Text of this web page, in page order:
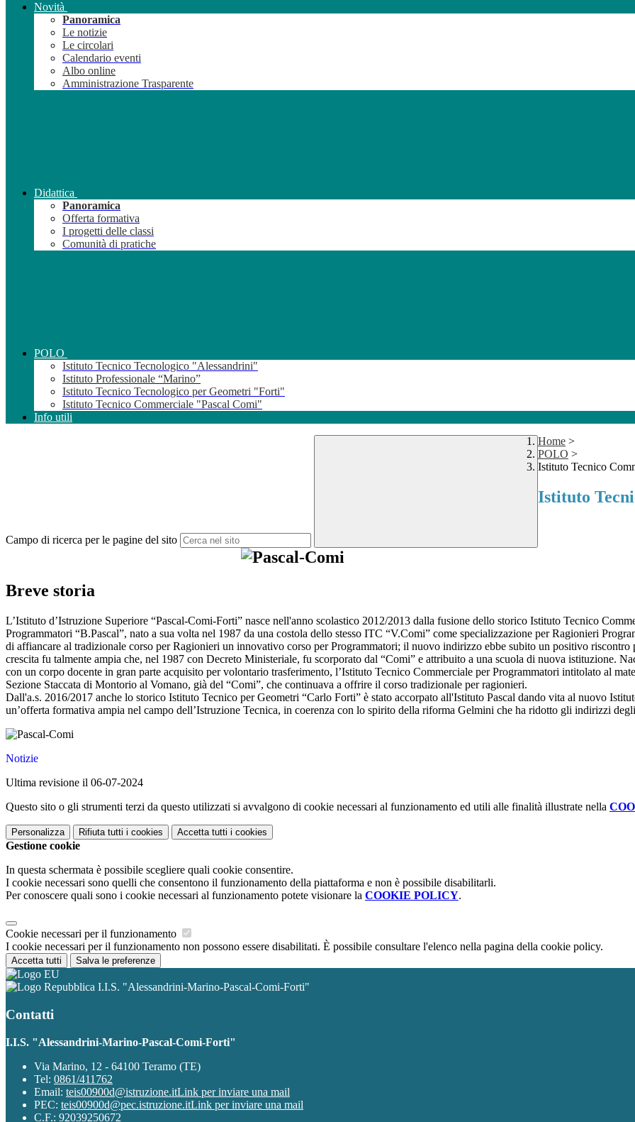
Novità
Panoramica
Le notizie
Le circolari
Calendario eventi
Albo online
Amministrazione Trasparente
Didattica
Panoramica
Offerta formativa
I progetti delle classi
Comunità di pratiche
POLO
Istituto Tecnico Tecnologico "Alessandrini"
Istituto Professionale “Marino”
Istituto Tecnico Tecnologico per Geometri "Forti"
Istituto Tecnico Commerciale "Pascal Comi"
Info utili
Campo di ricerca per le pagine del sito
Home >
POLO >
Istituto Tecnico
Istituto
Breve storia
L’Istituto d’Istruzione Superiore “Pascal-Comi-Forti” nasce nell'anno scolastico 2012/2013 dalla fusione dello storico Istituto Tecnico
Programmatori “B.Pascal”, nato a sua volta nel 1987 da una costola dello stesso ITC “V.Comi” come specializzazione per Ragionieri
di affiancare al tradizionale corso per Ragionieri un innovativo corso per Programmatori; il nuovo indirizzo ebbe subito un positivo
crescita fu talmente ampia che, nel 1987 con Decreto Ministeriale, fu scorporato dal “Comi” e attribuito a una scuola di nuova istituzione.
con un corpo docente in gran parte acquisito per volontario trasferimento, l’Istituto Tecnico Commerciale per Programmatori intitolato al
Sezione Staccata di Montorio al Vomano, già del “Comi”, che continuava a offrire il corso tradizionale per ragionieri.
Dall'a.s. 2016/2017 anche lo storico Istituto Tecnico per Geometri “Carlo Forti” è stato accorpato all'Istituto Pascal dando vita al nuovo
un’offerta formativa ampia nel campo dell’Istruzione Tecnica, in coerenza con lo spirito della riforma Gelmini che ha ridotto gli indirizzi
Notizie
Ultima revisione il 06-07-2024
Questo sito o gli strumenti terzi da questo utilizzati si avvalgono di cookie necessari al funzionamento ed utili alle finalità illustrate nella
Personalizza Rifiuta tutti i cookies Accetta tutti i cookies
Gestione cookie
In questa schermata è possibile scegliere quali cookie consentire.
I cookie necessari sono quelli che consentono il funzionamento della piattaforma e non è possibile disabilitarli.
Per conoscere quali sono i cookie necessari al funzionamento potete visionare la COOKIE POLICY.
Cookie necessari per il funzionamento
I cookie necessari per il funzionamento non possono essere disabilitati. È possibile consultare l'elenco nella pagina della cookie policy.
Accetta tutti Salva le preferenze
I.I.S. "Alessandrini-Marino-Pascal-Comi-Forti"
Contatti
I.I.S. "Alessandrini-Marino-Pascal-Comi-Forti"
Via Marino, 12 - 64100 Teramo (TE)
Tel: 0861/411762
Email: teis00900d@istruzione.itLink per inviare una mail
PEC: teis00900d@pec.istruzione.itLink per inviare una mail
C.F.: 92039250672